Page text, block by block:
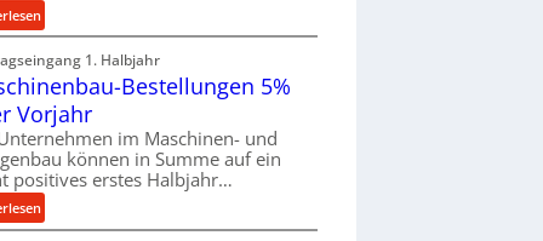
:
M
a
t
r
a
l
v
1. Halbjahr
Bestellungen 5%
Vorjahr
im Maschinen- und
können in Summe auf ein
positives erstes Halbjahr…
:
M